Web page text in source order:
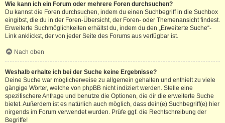
Wie kann ich ein Forum oder mehrere Foren durchsuchen?
Du kannst die Foren durchsuchen, indem du einen Suchbegriff in die Suchbox
eingibst, die du in der Foren-Übersicht, der Foren- oder Themenansicht findest.
Erweiterte Suchmöglichkeiten erhältst du, indem du den „Erweiterte Suche“-
Link anklickst, der von jeder Seite des Forums aus verfügbar ist.
Nach oben
Weshalb erhalte ich bei der Suche keine Ergebnisse?
Deine Suche war möglicherweise zu allgemein gehalten und enthielt zu viele
gängige Wörter, welche von phpBB nicht indiziert werden. Stelle eine
spezifischere Anfrage und benutze die Optionen, die dir die erweiterte Suche
bietet. Außerdem ist es natürlich auch möglich, dass dein(e) Suchbegriff(e) hier
nirgends im Forum verwendet wurden. Prüfe ggf. die Rechtschreibung der
Begriffe!